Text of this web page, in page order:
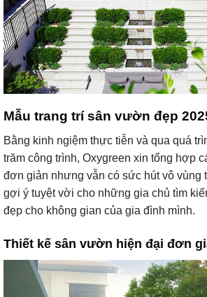
Mẫu trang trí sân vườn đẹp
Bằng kinh ngiệm thực tiễn và qua quá
trăm công trình, Oxygreen xin tổng hợp
đơn giản nhưng vẫn có sức hút vô vùng
gợi ý tuyệt vời cho những gia chủ tìm
đẹp cho không gian của gia đình mình.
Thiết kế sân vườn hiện đại đơn